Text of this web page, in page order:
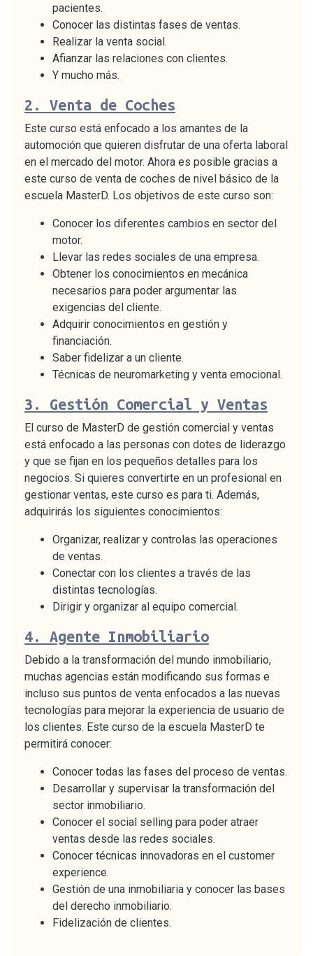
pacientes.
Conocer las distintas fases de ventas.
Realizar la venta social.
Afianzar las relaciones con clientes.
Y mucho más.
2. Venta de Coches
Este curso está enfocado a los amantes de la
automoción que quieren disfrutar de una oferta laboral
en el mercado del motor. Ahora es posible gracias a
este curso de venta de coches de nivel básico de la
escuela MasterD. Los objetivos de este curso son:
Conocer los diferentes cambios en sector del
motor.
Llevar las redes sociales de una empresa.
Obtener los conocimientos en mecánica
necesarios para poder argumentar las
exigencias del cliente.
Adquirir conocimientos en gestión y
financiación.
Saber fidelizar a un cliente.
Técnicas de neuromarketing y venta emocional.
3. Gestión Comercial y Ventas
El curso de MasterD de gestión comercial y ventas
está enfocado a las personas con dotes de liderazgo
y que se fijan en los pequeños detalles para los
negocios. Si quieres convertirte en un profesional en
gestionar ventas, este curso es para ti. Además,
adquirirás los siguientes conocimientos:
Organizar, realizar y controlas las operaciones
de ventas.
Conectar con los clientes a través de las
distintas tecnologías.
Dirigir y organizar al equipo comercial.
4. Agente Inmobiliario
Debido a la transformación del mundo inmobiliario,
muchas agencias están modificando sus formas e
incluso sus puntos de venta enfocados a las nuevas
tecnologías para mejorar la experiencia de usuario de
los clientes. Este curso de la escuela MasterD te
permitirá conocer:
Conocer todas las fases del proceso de ventas.
Desarrollar y supervisar la transformación del
sector inmobiliario.
Conocer el social selling para poder atraer
ventas desde las redes sociales.
Conocer técnicas innovadoras en el customer
experience.
Gestión de una inmobiliaria y conocer las bases
del derecho inmobiliario.
Fidelización de clientes.